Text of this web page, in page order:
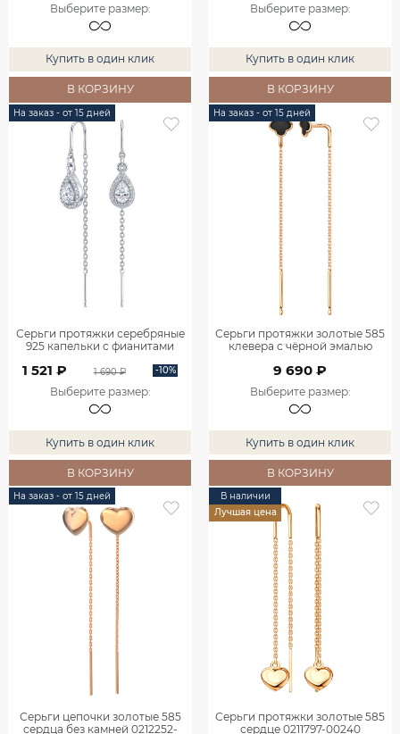
Выберите размер:
Купить в один клик
В КОРЗИНУ
Выберите размер:
Купить в один клик
В КОРЗИНУ
На заказ - от 15 дней
Серьги протяжки серебряные
925 капельки с фианитами
1 521 ₽ 1 690 ₽ -10%
Выберите размер:
Купить в один клик
В КОРЗИНУ
На заказ - от 15 дней
Серьги протяжки золотые 585
клевера с чёрной эмалью
9 690 ₽
Выберите размер:
Купить в один клик
В КОРЗИНУ
На заказ - от 15 дней
Серьги цепочки золотые 585
сердца без камней 0212252-
В наличии
Лучшая цена
Серьги протяжки золотые 585
сердце 0211797-00240